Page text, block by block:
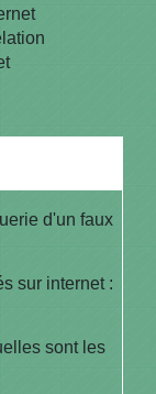
d'un faux
sur internet :
sont les